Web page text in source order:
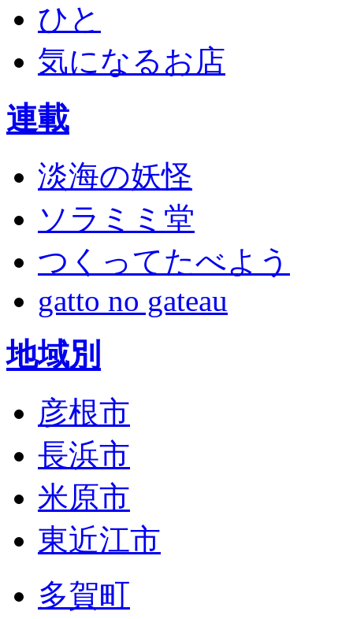
ひと
気になるお店
連載
淡海の妖怪
ソラミミ堂
つくってたべよう
gatto no gateau
地域別
彦根市
長浜市
米原市
東近江市
多賀町